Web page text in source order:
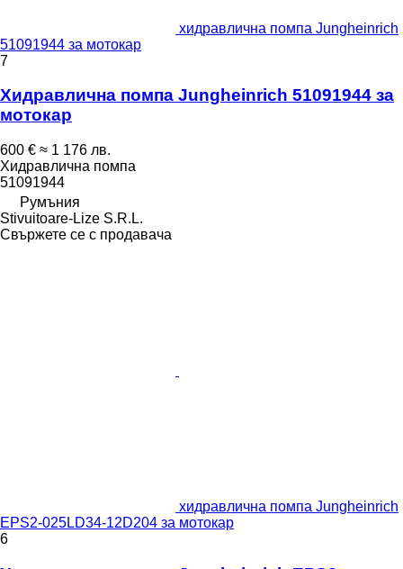
хидравлична помпа Jungheinrich
51091944 за мотокар
7
Хидравлична помпа Jungheinrich 51091944 за
мотокар
600 € ≈ 1 176 лв.
Хидравлична помпа
51091944
Румъния
Stivuitoare-Lize S.R.L.
Свържете се с продавача
хидравлична помпа Jungheinrich
EPS2-025LD34-12D204 за мотокар
6